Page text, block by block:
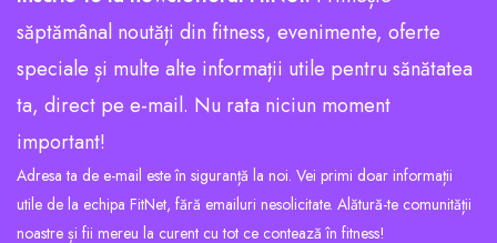
săptămânal noutăți din fitness, evenimente, oferte
speciale și multe alte informații utile pentru sănătatea
ta, direct pe e-mail. Nu rata niciun moment
important!
Adresa ta de e-mail este în siguranță la noi. Vei primi doar informații
utile de la echipa FitNet, fără emailuri nesolicitate. Alătură-te comunității
noastre și fii mereu la curent cu tot ce contează în fitness!